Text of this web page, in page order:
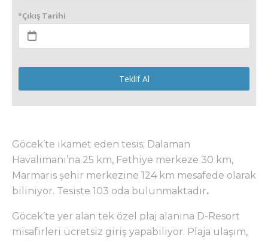
*Çıkış Tarihi
Teklif Al
Göcek’te ikamet eden tesis; Dalaman
Havalimanı’na 25 km, Fethiye merkeze 30 km,
Marmaris şehir merkezine 124 km mesafede olarak
biliniyor. Tesiste 103 oda bulunmaktadır.
Göcek’te yer alan tek özel plaj alanına D-Resort
misafirleri ücretsiz giriş yapabiliyor. Plaja ulaşım,